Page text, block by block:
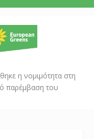
η νομιμότητα στη
παρέμβαση του